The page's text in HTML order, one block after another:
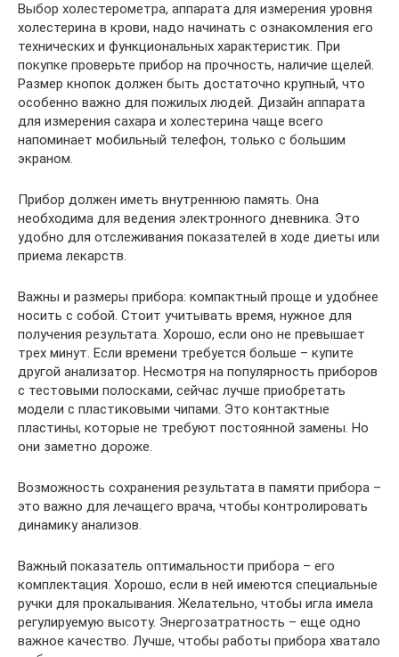
Выбор холестерометра, аппарата для измерения уровня
холестерина в крови, надо начинать с ознакомления его
технических и функциональных характеристик. При
покупке проверьте прибор на прочность, наличие щелей.
Размер кнопок должен быть достаточно крупный, что
особенно важно для пожилых людей. Дизайн аппарата
для измерения сахара и холестерина чаще всего
напоминает мобильный телефон, только с большим
экраном.
Прибор должен иметь внутреннюю память. Она
необходима для ведения электронного дневника. Это
удобно для отслеживания показателей в ходе диеты или
приема лекарств.
Важны и размеры прибора: компактный проще и удобнее
носить с собой. Стоит учитывать время, нужное для
получения результата. Хорошо, если оно не превышает
трех минут. Если времени требуется больше – купите
другой анализатор. Несмотря на популярность приборов
с тестовыми полосками, сейчас лучше приобретать
модели с пластиковыми чипами. Это контактные
пластины, которые не требуют постоянной замены. Но
они заметно дороже.
Возможность сохранения результата в памяти прибора –
это важно для лечащего врача, чтобы контролировать
динамику анализов.
Важный показатель оптимальности прибора – его
комплектация. Хорошо, если в ней имеются специальные
ручки для прокалывания. Желательно, чтобы игла имела
регулируемую высоту. Энергозатратность – еще одно
важное качество. Лучше, чтобы работы прибора хватало